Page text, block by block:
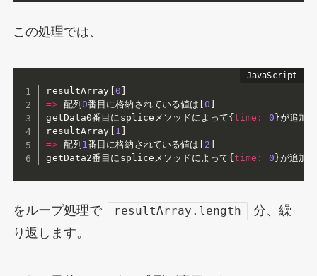
この処理では、
resultArray 0
=> 配列 0番目に格納されている値は [0
getData0番目にspliceメソッドによって{time : 0 }が追加
resultArray
1
=> 配列 1番目に格納されている値は 2
getData2番目にspliceメソッドによって{time : 0 }が追加
をループ処理で resultArray.length
分、繰
り返します。